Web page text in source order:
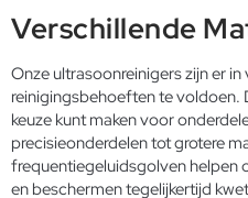
Verschillende
Onze ultrasoonreinigers zijn er
reinigingsbehoeften te voldoen.
keuze kunt maken voor
precisieonderdelen tot grotere
frequentiegeluidsgolvenhelpen
en beschermen tegelijkertijd